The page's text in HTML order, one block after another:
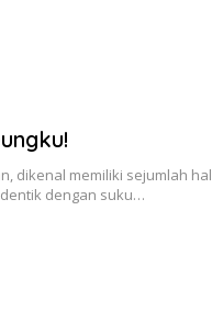
dikenal memiliki sejumlah hal
dengan suku…